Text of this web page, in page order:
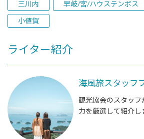
三川内
早岐/宮/ハウステンボス
小値賀
ライター紹介
海風旅スタッフ
観光協会のスタッ
力を厳選して紹介